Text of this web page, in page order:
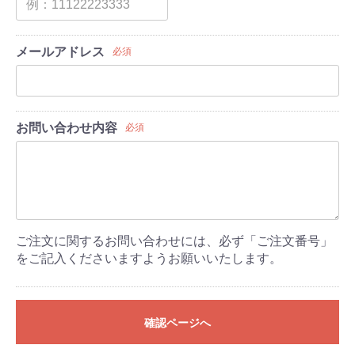
メールアドレス 必須
お問い合わせ内容 必須
ご注文に関するお問い合わせには、必ず「ご注文番号」
をご記入くださいますようお願いいたします。
確認ページへ